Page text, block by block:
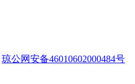
琼公网安备46010602000484号